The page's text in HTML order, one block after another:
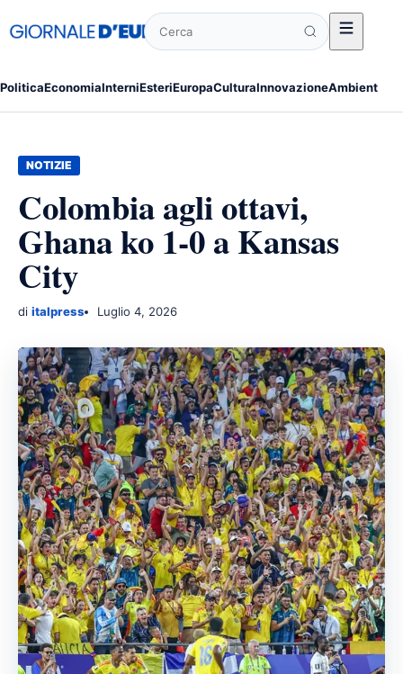
PoliticaEconomiaInterniEsteriEuropaCulturaInnovazioneAmbiente
Cerca
NOTIZIE
Colombia agli ottavi,
Ghana ko 1-0 a Kansas
City
di italpress Luglio 4, 2026